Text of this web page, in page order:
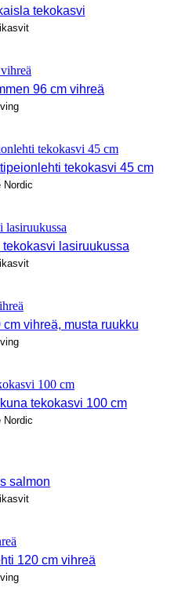
tekokasvi
96 cm vihreä
tekokasvi 45 cm
Nordic
lasiruukussa
vihreä, musta ruukku
tekokasvi 100 cm
Nordic
salmon
120 cm vihreä